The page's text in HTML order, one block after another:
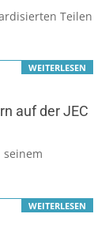
Teilen
WEITERLESEN
auf der JEC
seinem
WEITERLESEN